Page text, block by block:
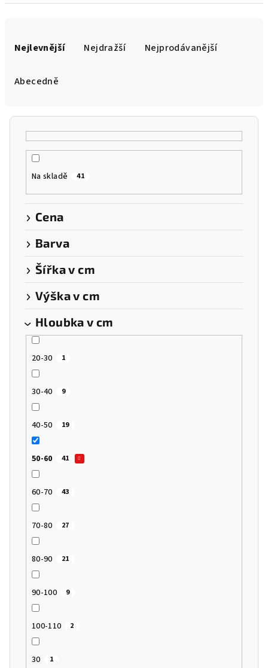
Nejlevnější Nejdražší Nejprodávanější
Abecedně
Na skladě 41
Cena
Barva
Šířka v cm
Výška v cm
Hloubka v cm
20-30 1
30-40 9
40-50 19
50-60 41
60-70 43
70-80 27
80-90 21
90-100 9
100-110 2
30 1